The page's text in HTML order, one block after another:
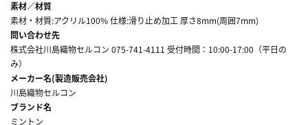
素材／材質
素材・材質:アクリル100% 仕様:滑り止め加工 厚さ8mm(周囲7mm)
問い合わせ先
株式会社川島織物セルコン 075-741-4111 受付時間：10:00-17:00（平日の
み）
メーカー名(製造販売会社)
川島織物セルコン
ブランド名
ミントン